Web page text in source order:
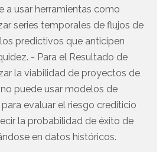
a usar herramientas como
series temporales de flujos de
predictivos que anticipen
- Para el Resultado de
la viabilidad de proyectos de
puede usar modelos de
evaluar el riesgo crediticio
la probabilidad de éxito de
en datos históricos.